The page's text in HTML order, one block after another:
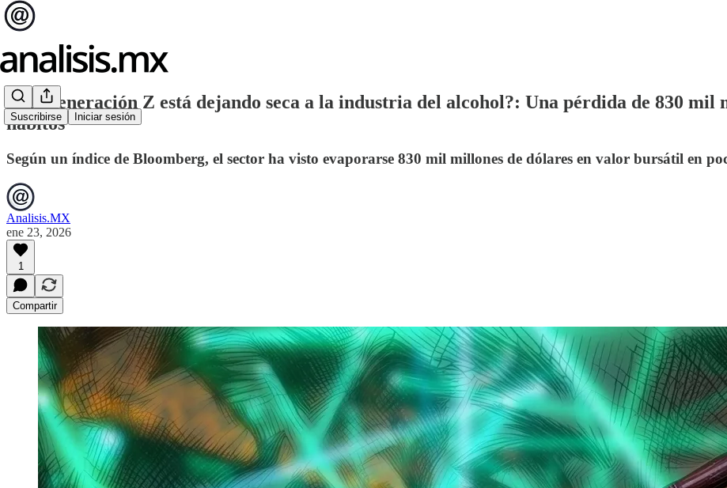
Suscribirse Iniciar sesión
¿La Generación Z está dejando seca a la industria del alcohol?: Una pérdida de 830 mil
hábitos
Según un índice de Bloomberg, el sector ha visto evaporarse 830 mil millones de dólares en valor bursátil en
Analisis.MX
ene 23, 2026
1
Compartir